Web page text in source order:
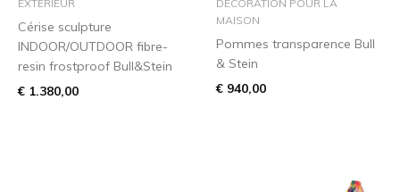
EXTÉRIEUR
Cérise sculpture
INDOOR/OUTDOOR fibre-
resin frostproof Bull&Stein
€ 1.380,00
DÉCORATION POUR LA
MAISON
Pommes transparence Bull
& Stein
€ 940,00